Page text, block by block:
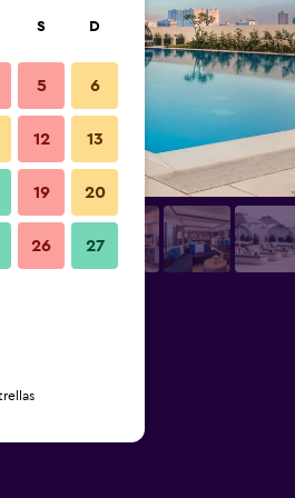
S D
5 6
12 13
19 20
26 27